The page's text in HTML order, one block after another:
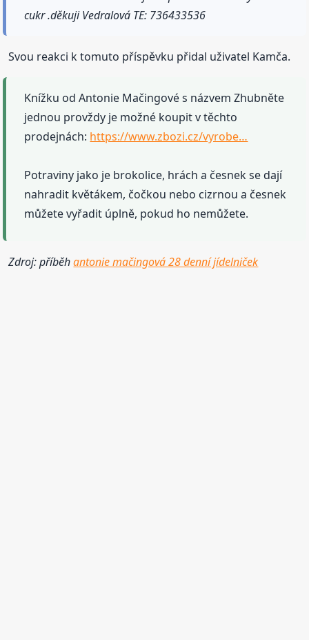
cukr .děkuji Vedralová TE: 736433536
Svou reakci k tomuto příspěvku přidal uživatel Kamča.
Knížku od Antonie Mačingové s názvem Zhubněte
jednou provždy je možné koupit v těchto
prodejnách: https://www.zbozi.cz/vyrobe…
Potraviny jako je brokolice, hrách a česnek se dají
nahradit květákem, čočkou nebo cizrnou a česnek
můžete vyřadit úplně, pokud ho nemůžete.
Zdroj: příběhantonie mačingová 28 denní jídelniček